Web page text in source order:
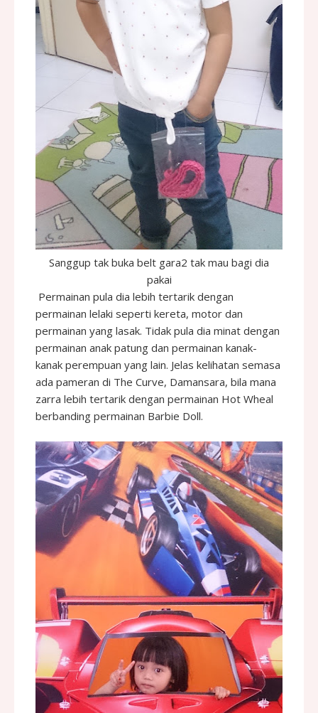
Sanggup tak buka belt gara2 tak mau bagi dia
pakai
Permainan pula dia lebih tertarik dengan
permainan lelaki seperti kereta, motor dan
permainan yang lasak. Tidak pula dia minat dengan
permainan anak patung dan permainan kanak-
kanak perempuan yang lain. Jelas kelihatan semasa
ada pameran di The Curve, Damansara, bila mana
zarra lebih tertarik dengan permainan Hot Wheal
berbanding permainan Barbie Doll.